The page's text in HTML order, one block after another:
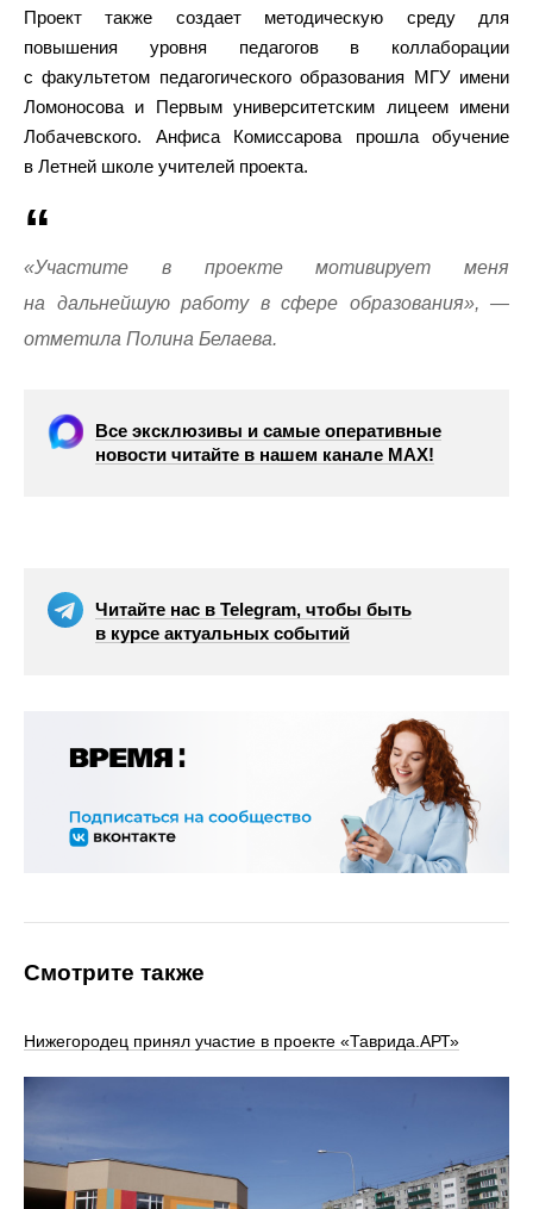
Проект также создает методическую среду для
повышения уровня педагогов в коллаборации
с факультетом педагогического образования МГУ имени
Ломоносова и Первым университетским лицеем имени
Лобачевского. Анфиса Комиссарова прошла обучение
в Летней школе учителей проекта.
«Участите в проекте мотивирует меня
на дальнейшую работу в сфере образования», —
отметила Полина Белаева.
Все эксклюзивы и самые оперативные
новости читайте в нашем канале МАХ!
Читайте нас в Telegram, чтобы быть
в курсе актуальных событий
Смотрите также
Нижегородец принял участие в проекте «Таврида.АРТ»